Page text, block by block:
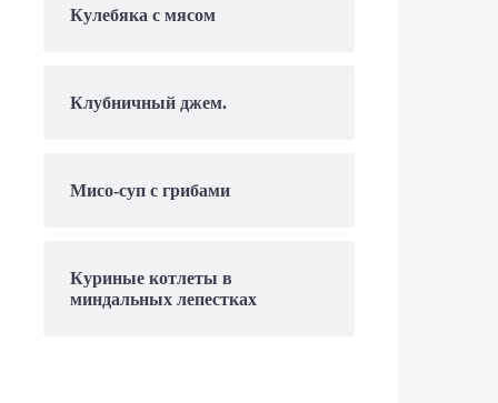
Кулебяка с мясом
Клубничный джем.
Мисо-суп с грибами
Куриные котлеты в
миндальных лепестках